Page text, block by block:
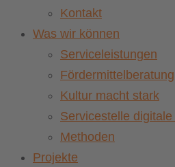
Kontakt
Was wir können
Serviceleistungen
Fördermittelberatung
Kultur macht stark
Servicestelle
Methoden
Projekte